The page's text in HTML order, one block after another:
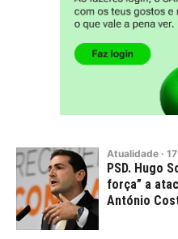
Atualidade · 17
PSD. Hugo
força” a
António